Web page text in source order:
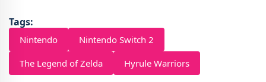
Tags:
Nintendo
Nintendo Switch 2
The Legend of Zelda
Hyrule Warriors